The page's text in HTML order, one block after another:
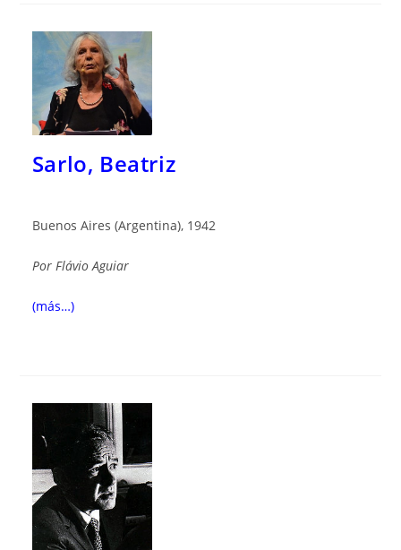
Sarlo, Beatriz
Buenos Aires (Argentina), 1942
Por Flávio Aguiar
(más…)